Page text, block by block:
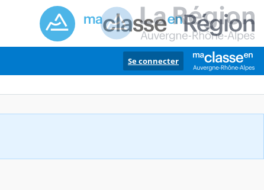
Se connecter